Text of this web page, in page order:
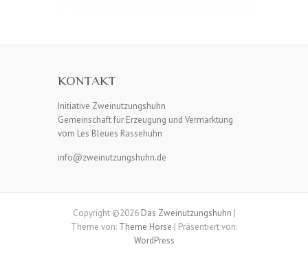
KONTAKT
Initiative Zweinutzungshuhn
Gemeinschaft für Erzeugung und Vermarktung
vom Les Bleues Rassehuhn
info@zweinutzungshuhn.de
Copyright ©2026 Das Zweinutzungshuhn |
Theme von: Theme Horse | Präsentiert von:
WordPress